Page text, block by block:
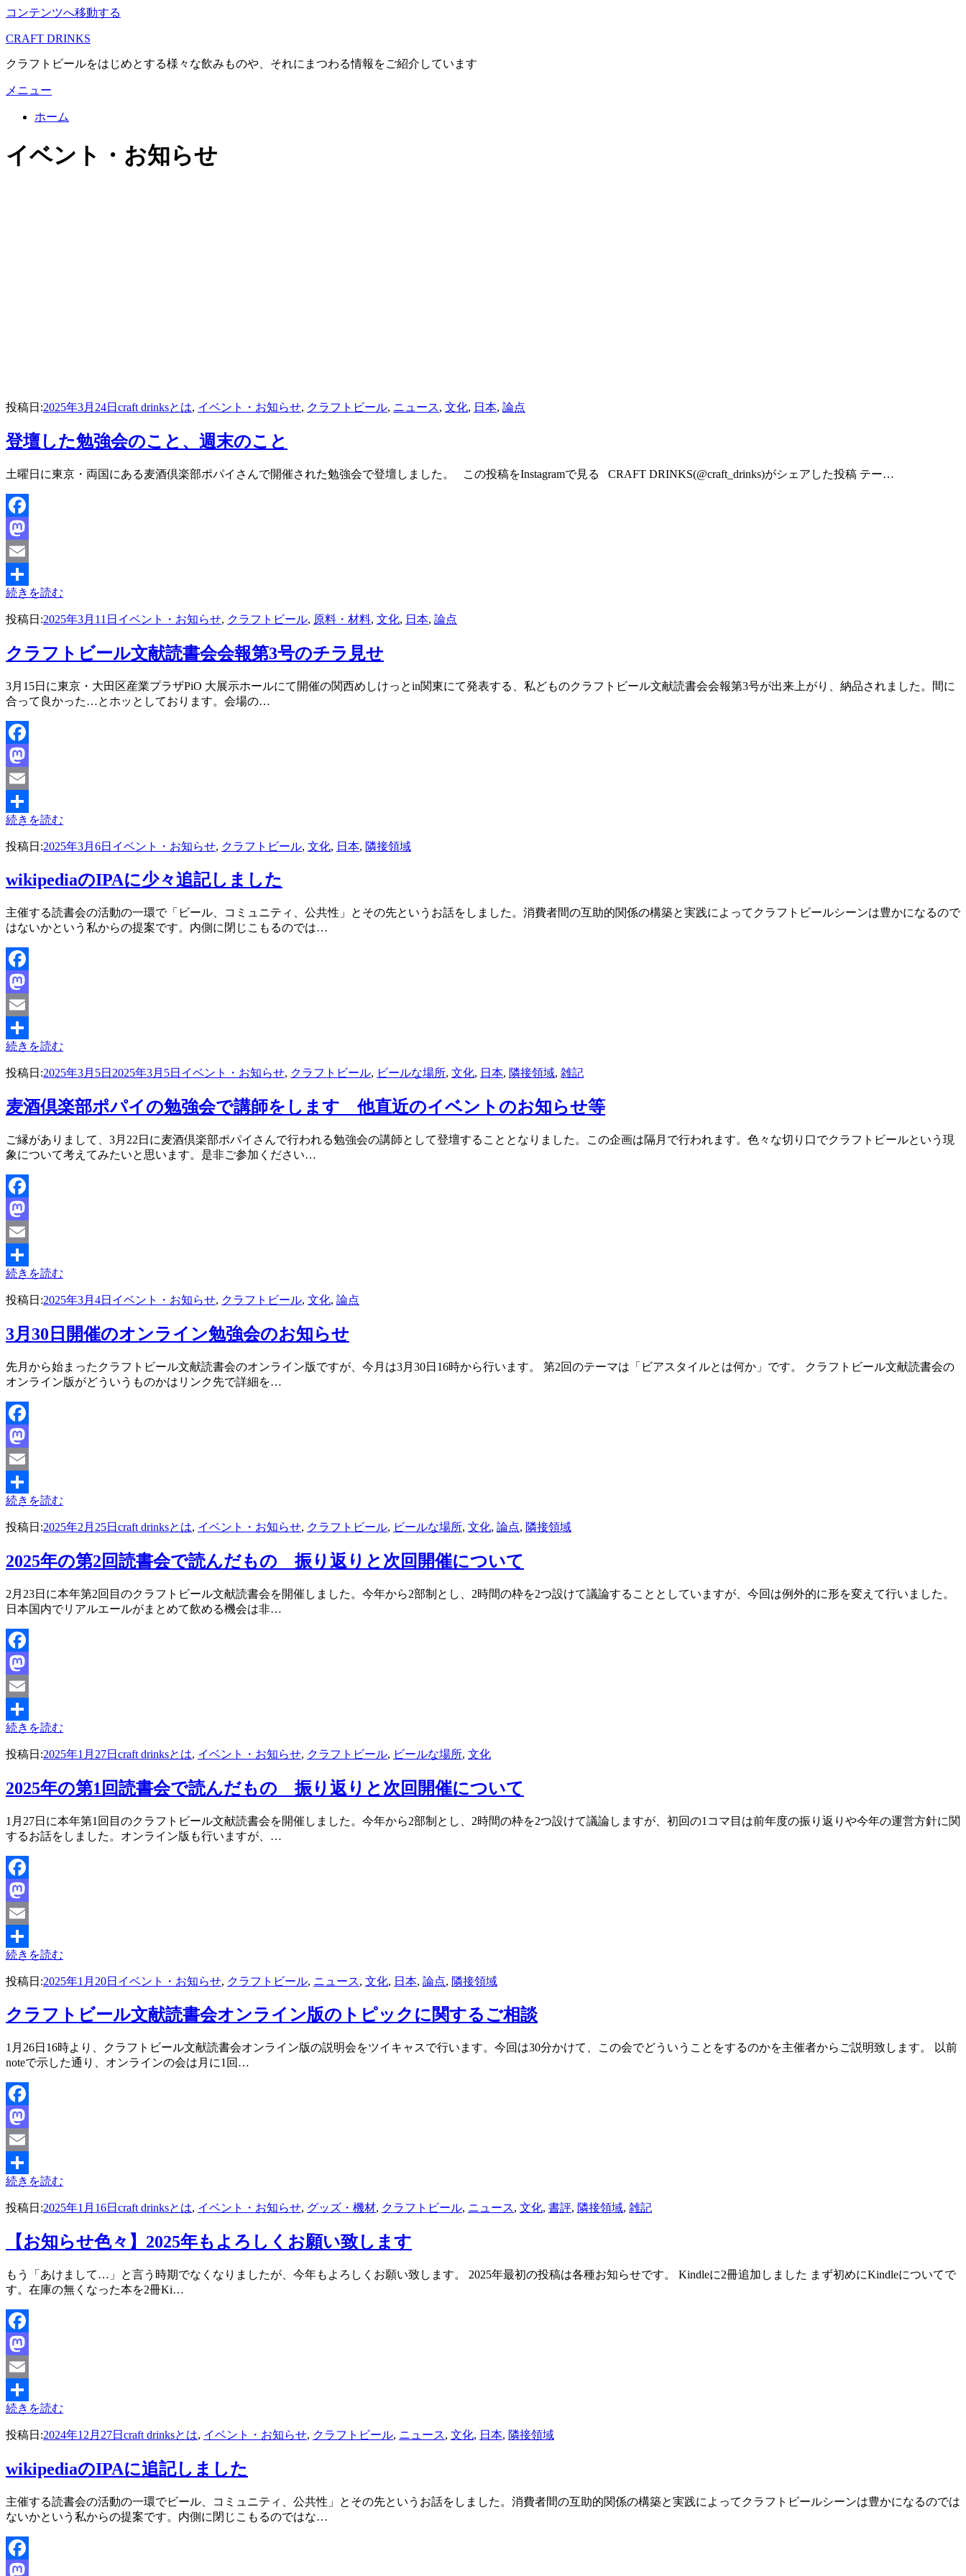
コンテンツへ移動する
CRAFT DRINKS
クラフトビールをはじめとする様々な飲みものや、それにまつわる情報をご紹介しています
メニュー
ホーム
カテゴリー
:
イベント・お知らせ
投稿日:2025年3月24日 craft drinksとは, イベント・お知らせ, クラフトビール, ニュース, 文化, 日本, 論点
登壇した勉強会のこと、週末のこと
投稿者master
土曜日に東京・両国にある麦酒倶楽部ポパイさんで開催された勉強会で登壇しました。 この投稿をInstagramで見る CRAFT DRINKS(@craft_drinks)がシェアした投稿 テー…
Facebook
Mastodon
Email
共
有
続きを読む
投稿日:2025年3月11日 イベント・お知らせ, クラフトビール, 原料・材料, 文化, 日本, 論点
クラフトビール文献読書会会報第3号のチラ見せ
投稿者 master
3月15日に東京・大田区産業プラザPiO 大展示ホールにて開催の関西めしけっとin関東にて発表する、私どものクラフトビール文献読書会会報第3号が出来上がり、納品されました。間に
合って良かった…とホッとしております。会場の…
Facebook
Mastodon
Email
共
有
続きを読む
投稿日:2025年3月6日 イベント・お知らせ, クラフトビール, 文化, 日本, 隣接領域
wikipediaのIPAに少々追記しました
投稿者master
主催する読書会の活動の一環で「ビール、コミュニティ、公共性」とその先というお話をしました。消費者間の互助的関係の構築と実践によってクラフトビールシーンは豊かになるので
はないかという私からの提案です。内側に閉じこもるのでは…
Facebook
Mastodon
Email
共
有
続きを読む
投稿日:2025年3月5日 2025年3月5日 イベント・お知らせ, クラフトビール, ビールな場所, 文化, 日本, 隣接領域, 雑記
麦酒倶楽部ポパイの勉強会で講師をします 他直近のイベントのお知らせ等
投稿者master
ご縁がありまして、3月22日に麦酒倶楽部ポパイさんで行われる勉強会の講師として登壇することとなりました。この企画は隔月で行われます。色々な切り口でクラフトビールという現
象について考えてみたいと思います。是非ご参加ください…
Facebook
Mastodon
Email
共
有
続きを読む
投稿日:2025年3月4日 イベント・お知らせ, クラフトビール, 文化, 論点
3月30日開催のオンライン勉強会のお知らせ
投稿者master
先月から始まったクラフトビール文献読書会のオンライン版ですが、今月は3月30日16時から行います。 第2回のテーマは「ビアスタイルとは何か」です。 クラフトビール文献読書会の
オンライン版がどういうものかはリンク先で詳細を…
Facebook
Mastodon
Email
共
有
続きを読む
投稿日:2025年2月25日 craft drinksとは, イベント・お知らせ, クラフトビール, ビールな場所, 文化, 論点, 隣接領域
2025年の第2回読書会で読んだもの 振り返りと次回開催について
投稿者 master
2月23日に本年第2回目のクラフトビール文献読書会を開催しました。今年から2部制とし、2時間の枠を2つ設けて議論することとしていますが、今回は例外的に形を変えて行いました。
日本国内でリアルエールがまとめて飲める機会は非…
Facebook
Mastodon
Email
共
有
続きを読む
投稿日:2025年1月27日 craft drinksとは, イベント・お知らせ, クラフトビール, ビールな場所, 文化
2025年の第1回読書会で読んだもの 振り返りと次回開催について
投稿者 master
1月27日に本年第1回目のクラフトビール文献読書会を開催しました。今年から2部制とし、2時間の枠を2つ設けて議論しますが、初回の1コマ目は前年度の振り返りや今年の運営方針に関
するお話をしました。オンライン版も行いますが、…
Facebook
Mastodon
Email
共
有
続きを読む
投稿日:2025年1月20日 イベント・お知らせ, クラフトビール, ニュース, 文化, 日本, 論点, 隣接領域
クラフトビール文献読書会オンライン版のトピックに関するご相談
投稿者 master
1月26日16時より、クラフトビール文献読書会オンライン版の説明会をツイキャスで行います。今回は30分かけて、この会でどういうことをするのかを主催者からご説明致します。 以前
noteで示した通り、オンラインの会は月に1回…
Facebook
Mastodon
Email
共
有
続きを読む
投稿日:2025年1月16日 craft drinksとは, イベント・お知らせ, グッズ・機材, クラフトビール, ニュース, 文化, 書評, 隣接領域, 雑記
【お知らせ色々】2025年もよろしくお願い致します
投稿者master
もう「あけまして…」と言う時期でなくなりましたが、今年もよろしくお願い致します。 2025年最初の投稿は各種お知らせです。 Kindleに2冊追加しました まず初めにKindleについてで
す。在庫の無くなった本を2冊Ki…
Facebook
Mastodon
Email
共
有
続きを読む
投稿日:2024年12月27日 craft drinksとは, イベント・お知らせ, クラフトビール, ニュース, 文化, 日本, 隣接領域
wikipediaのIPAに追記しました
投稿者master
主催する読書会の活動の一環でビール、コミュニティ、公共性」とその先というお話をしました。消費者間の互助的関係の構築と実践によってクラフトビールシーンは豊かになるのでは
ないかという私からの提案です。内側に閉じこもるのではな…
Facebook